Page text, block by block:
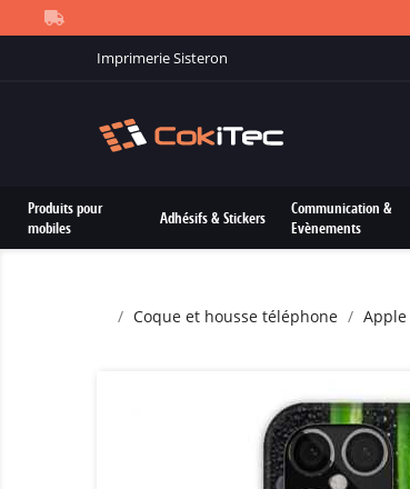
Imprimerie Sisteron
Produits pour
mobiles
Adhésifs & Stickers
Communication &
Evènements
Coque et housse téléphone Apple